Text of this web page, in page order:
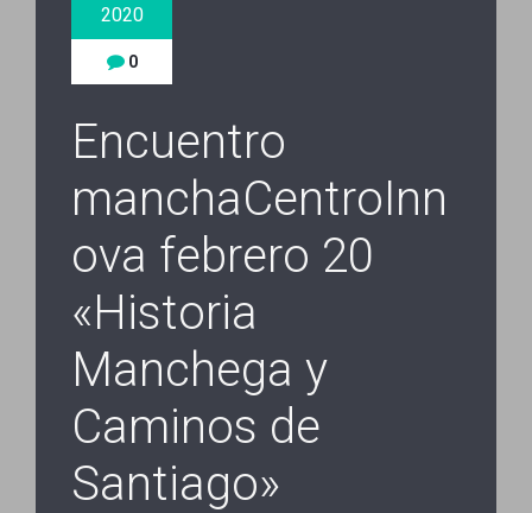
2020
0
Encuentro
manchaCentroInn
ova febrero 20
«Historia
Manchega y
Caminos de
Santiago»